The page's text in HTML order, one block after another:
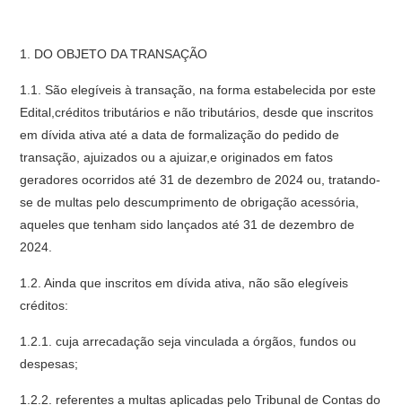
1. DO OBJETO DA TRANSAÇÃO
1.1. São elegíveis à transação, na forma estabelecida por este
Edital,créditos tributários e não tributários, desde que inscritos
em dívida ativa até a data de formalização do pedido de
transação, ajuizados ou a ajuizar,e originados em fatos
geradores ocorridos até 31 de dezembro de 2024 ou, tratando-
se de multas pelo descumprimento de obrigação acessória,
aqueles que tenham sido lançados até 31 de dezembro de
2024.
1.2. Ainda que inscritos em dívida ativa, não são elegíveis
créditos:
1.2.1. cuja arrecadação seja vinculada a órgãos, fundos ou
despesas;
1.2.2. referentes a multas aplicadas pelo Tribunal de Contas do